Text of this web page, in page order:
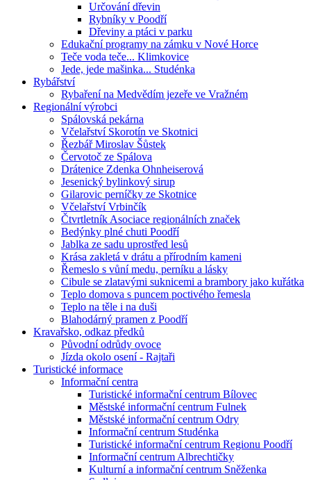
Určování dřevin
Rybníky v Poodří
Dřeviny a ptáci v parku
Edukační programy na zámku v Nové Horce
Teče voda teče... Klimkovice
Jede, jede mašinka... Studénka
Rybářství
Rybaření na Medvědím jezeře ve Vražném
Regionální výrobci
Spálovská pekárna
Včelařství Skorotín ve Skotnici
Řezbář Miroslav Šůstek
Červotoč ze Spálova
Drátenice Zdenka Ohnheiserová
Jesenický bylinkový sirup
Gilarovic perníčky ze Skotnice
Včelařství Vrbinčík
Čtvrtletník Asociace regionálních značek
Bedýnky plné chuti Poodří
Jablka ze sadu uprostřed lesů
Krása zakletá v drátu a přírodním kameni
Řemeslo s vůní medu, perníku a lásky
Cibule se zlatavými suknicemi a brambory jako kuřátka
Teplo domova s puncem poctivého řemesla
Teplo na těle i na duši
Blahodárný pramen z Poodří
Kravařsko, odkaz předků
Původní odrůdy ovoce
Jízda okolo osení - Rajtaři
Turistické informace
Informační centra
Turistické informační centrum Bílovec
Městské informační centrum Fulnek
Městské informační centrum Odry
Informační centrum Studénka
Turistické informační centrum Regionu Poodří
Informační centrum Albrechtičky
Kulturní a informační centrum Sněženka